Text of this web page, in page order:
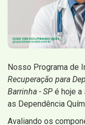
Nosso Programa de
Recuperação para
Barrinha - SP é hoje a
as Dependência
Avaliando os